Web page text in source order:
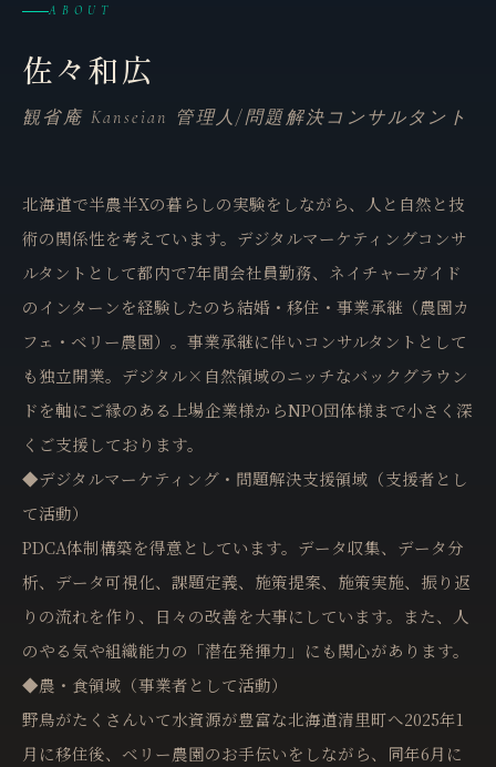
ABOUT
佐々和広
観省庵 Kanseian 管理人/問題解決コンサルタント
北海道で半農半Xの暮らしの実験をしながら、人と自然と技
術の関係性を考えています。デジタルマーケティングコンサ
ルタントとして都内で7年間会社員勤務、ネイチャーガイド
のインターンを経験したのち結婚・移住・事業承継（農園カ
フェ・ベリー農園）。事業承継に伴いコンサルタントとして
も独立開業。デジタル×自然領域のニッチなバックグラウン
ドを軸にご縁のある上場企業様からNPO団体様まで小さく深
くご支援しております。
◆デジタルマーケティング・問題解決支援領域（支援者とし
て活動）
PDCA体制構築を得意としています。データ収集、データ分
析、データ可視化、課題定義、施策提案、施策実施、振り返
りの流れを作り、日々の改善を大事にしています。また、人
のやる気や組織能力の「潜在発揮力」にも関心があります。
◆農・食領域（事業者として活動）
野鳥がたくさんいて水資源が豊富な北海道清里町へ2025年1
月に移住後、ベリー農園のお手伝いをしながら、同年6月に